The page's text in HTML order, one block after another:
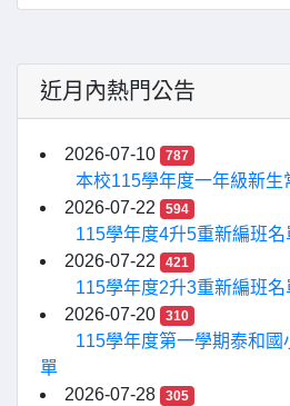
近月內熱門公告
2026-07-10 787
本校115學年度一年級新生
2026-07-22
594
115學年度4升5重新編班名
2026-07-22
421
115學年度2升3重新編班名
2026-07-20
310
115學年度第一學期泰和國
單
2026-07-28
305